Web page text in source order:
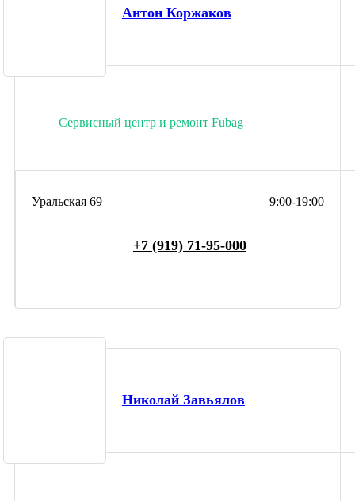
Антон Коржаков
Сервисный центр и ремонт Fubag
9:00-19:00
Уральская 69
+7 (919) 71-95-000
Николай Завьялов